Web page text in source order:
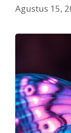
Agustus 15,